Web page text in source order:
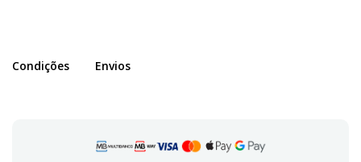
Condições Envios